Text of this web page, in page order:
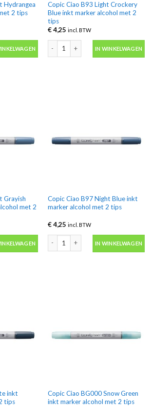
Hydrangea
2 tips
inkt marker alcohol met 2 tips aantal
Copic Ciao B93 Light Crockery
Blue inkt marker alcohol met 2
tips
€4,25 incl. BTW
Copic Ciao B93 Light Crockery Blue
IN WINKELWAGEN
Grayish
met 2
Copic Ciao B97 Night Blue inkt
marker alcohol met 2 tips
€4,25 incl. BTW
IN WINKELWAGEN
inkt
tips
Copic Ciao BG000 Snow Green
inkt marker alcohol met 2 tips